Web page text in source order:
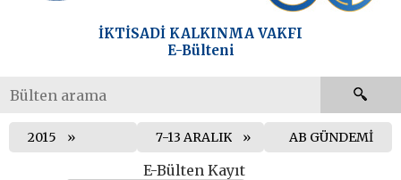
İKTİSADİ KALKINMA VAKFI
E-Bülteni
2015 7-13 ARALIK AB GÜNDEMİ
E-Bülten Kayıt